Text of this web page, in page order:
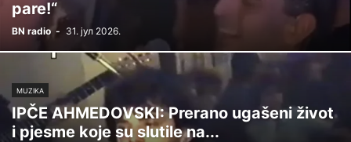
pare!“
BN radio - 31. јул 2026.
MUZIKA
IPČE AHMEDOVSKI: Prerano ugašeni život
i pjesme koje su slutile na...